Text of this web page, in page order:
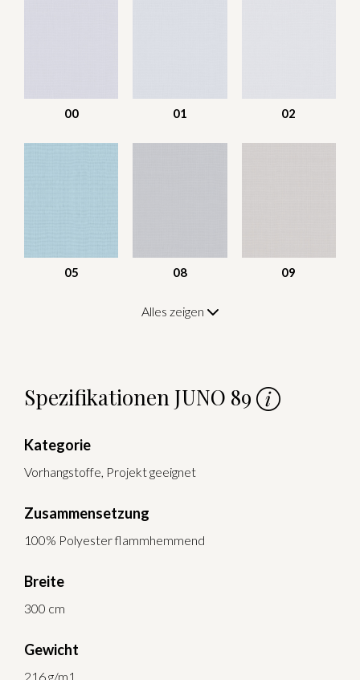
00 01 02
05 08 09
Alles zeigen
Spezifikationen JUNO 89
Kategorie
Vorhangstoffe, Projekt geeignet
Zusammensetzung
100% Polyester flammhemmend
Breite
300 cm
Gewicht
216 g/m1